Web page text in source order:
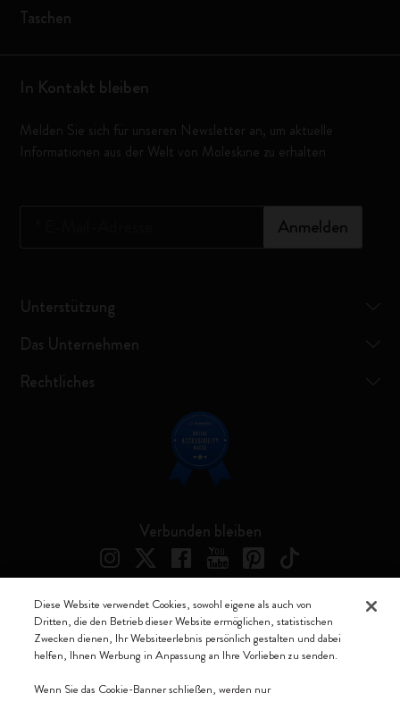
Taschen
In Kontakt bleiben
Melden Sie sich für unseren Newsletter an, um aktuelle
Informationen aus der Welt von Moleskine zu erhalten
Anmelden
Unterstützung
Das Unternehmen
Rechtliches
Verbunden bleiben
Moleskine ® ist ein eingetragenes Warenzeichen von Moleskine Srl a
socio unico
Italia - P. IVA / CCIAA n. 07234480965 - REA MI 1945400 - Cap.
Diese Website verwendet Cookies, sowohl eigene als auch von
Dritten, die den Betrieb dieser Website ermöglichen, statistischen
Zwecken dienen, Ihr Websiteerlebnis persönlich gestalten und dabei
helfen, Ihnen Werbung in Anpassung an Ihre Vorlieben zu senden.
Wenn Sie das Cookie-Banner schließen, werden nur